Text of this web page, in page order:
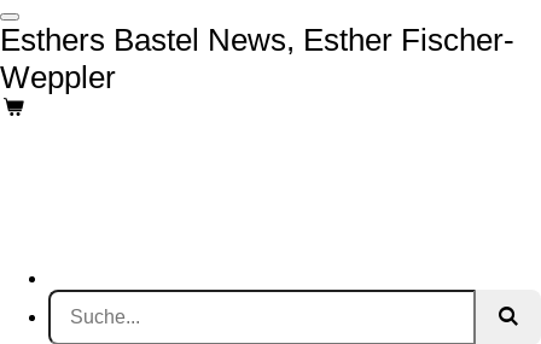
Zum
Hauptinhalt
springen
Esthers Bastel News, Esther Fischer-
Weppler